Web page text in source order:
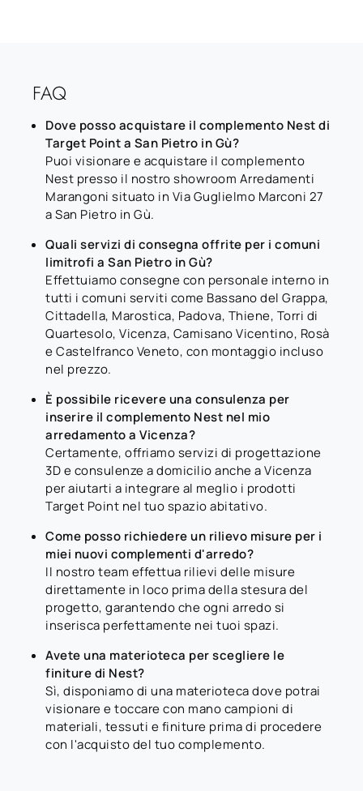
FAQ
Dove posso acquistare il complemento Nest di
Target Point a San Pietro in Gù?
Puoi visionare e acquistare il complemento
Nest presso il nostro showroom Arredamenti
Marangoni situato in Via Guglielmo Marconi 27
a San Pietro in Gù.
Quali servizi di consegna offrite per i comuni
limitrofi a San Pietro in Gù?
Effettuiamo consegne con personale interno in
tutti i comuni serviti come Bassano del Grappa,
Cittadella, Marostica, Padova, Thiene, Torri di
Quartesolo, Vicenza, Camisano Vicentino, Rosà
e Castelfranco Veneto, con montaggio incluso
nel prezzo.
È possibile ricevere una consulenza per
inserire il complemento Nest nel mio
arredamento a Vicenza?
Certamente, offriamo servizi di progettazione
3D e consulenze a domicilio anche a Vicenza
per aiutarti a integrare al meglio i prodotti
Target Point nel tuo spazio abitativo.
Come posso richiedere un rilievo misure per i
miei nuovi complementi d'arredo?
Il nostro team effettua rilievi delle misure
direttamente in loco prima della stesura del
progetto, garantendo che ogni arredo si
inserisca perfettamente nei tuoi spazi.
Avete una materioteca per scegliere le
finiture di Nest?
Sì, disponiamo di una materioteca dove potrai
visionare e toccare con mano campioni di
materiali, tessuti e finiture prima di procedere
con l'acquisto del tuo complemento.